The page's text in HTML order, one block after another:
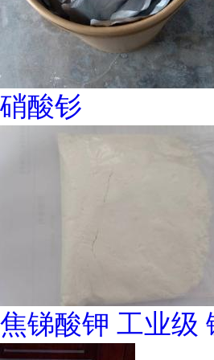
硝酸钐
焦锑酸钾 工业级